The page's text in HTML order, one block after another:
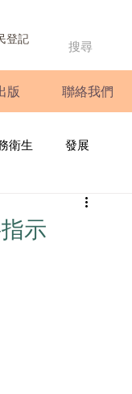
登記
版 聯絡我們
衛生 發展
圓桌會議
示